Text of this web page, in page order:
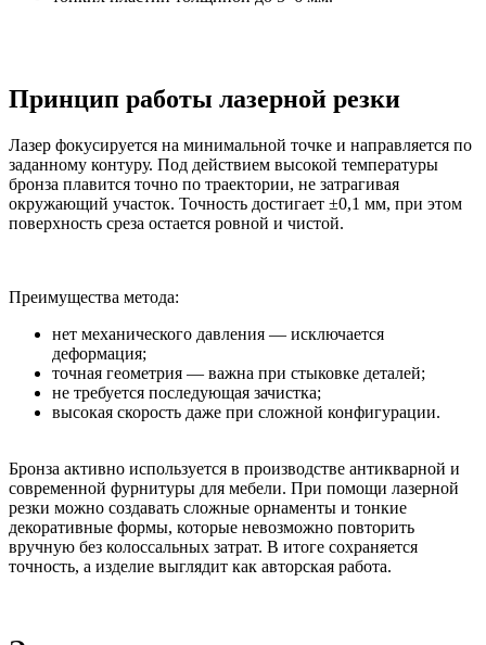
Принцип работы лазерной резки
Лазер фокусируется на минимальной точке и направляется по
заданному контуру. Под действием высокой температуры
бронза плавится точно по траектории, не затрагивая
окружающий участок. Точность достигает ±0,1 мм, при этом
поверхность среза остается ровной и чистой.
Преимущества метода:
нет механического давления — исключается
деформация;
точная геометрия — важна при стыковке деталей;
не требуется последующая зачистка;
высокая скорость даже при сложной конфигурации.
Бронза активно используется в производстве антикварной и
современной фурнитуры для мебели. При помощи лазерной
резки можно создавать сложные орнаменты и тонкие
декоративные формы, которые невозможно повторить
вручную без колоссальных затрат. В итоге сохраняется
точность, а изделие выглядит как авторская работа.